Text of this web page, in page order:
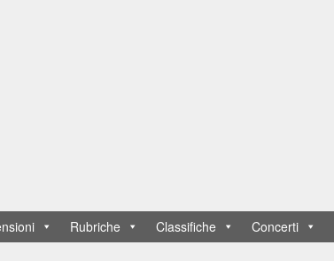
Rubriche Classifiche Concerti